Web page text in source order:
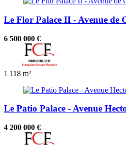
Le Flor Palace II - Avenue de
6 500 000 €
1 118 m²
Le Patio Palace - Avenue
4 200 000 €